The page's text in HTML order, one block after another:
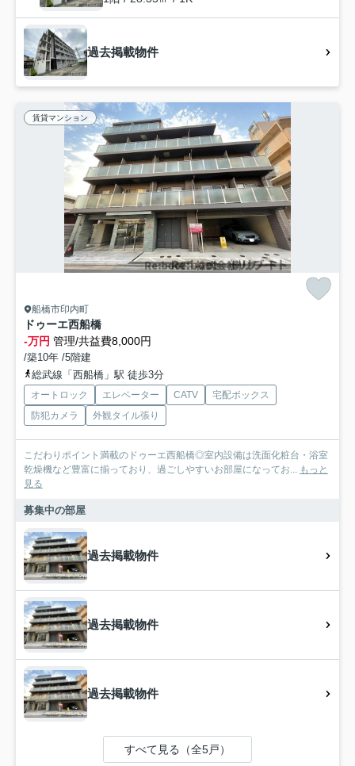
過去掲載物件
賃貸マンション
船橋市印内町
ドゥーエ西船橋
-万円 管理/共益費8,000円
/築10年 /5階建
総武線「西船橋」駅 徒歩3分
オートロック エレベーター CATV
宅配ボックス
防犯カメラ
外観タイル張り
こだわりポイント満載のドゥーエ西船橋◎室内設備は洗面化粧台・浴室
乾燥機など豊富に揃っており、過ごしやすいお部屋になってお... もっと
見る
募集中の部屋
過去掲載物件
過去掲載物件
過去掲載物件
すべて見る（全5戸）